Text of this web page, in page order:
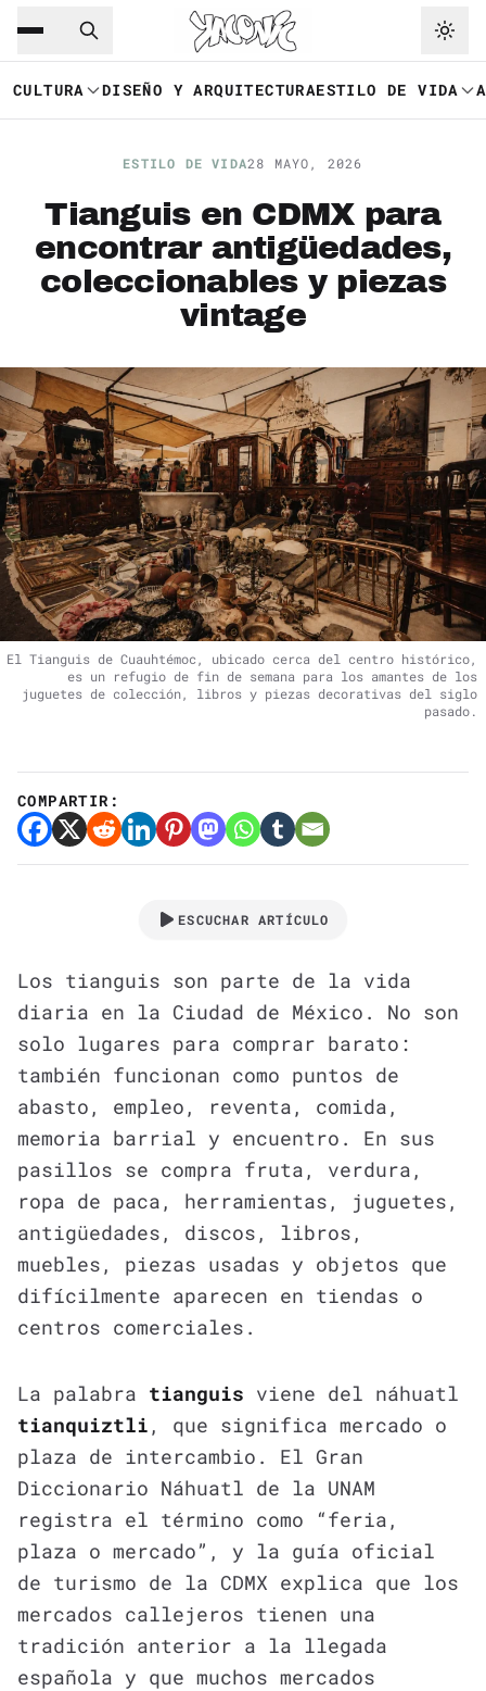
Saltar al contenido principal
CULTURA DISEÑO Y ARQUITECTURAESTILO DE VIDA
ESTILO DE VIDA28 MAYO, 2026
Tianguis en CDMX para
encontrar antigüedades,
coleccionables y piezas
vintage
El Tianguis de Cuauhtémoc, ubicado cerca del centro histórico,
es un refugio de fin de semana para los amantes de los
juguetes de colección, libros y piezas decorativas del siglo
pasado.
COMPARTIR:
ESCUCHAR ARTÍCULO
Los tianguis son parte de la vida
diaria en la Ciudad de México. No son
solo lugares para comprar barato:
también funcionan como puntos de
abasto, empleo, reventa, comida,
memoria barrial y encuentro. En sus
pasillos se compra fruta, verdura,
ropa de paca, herramientas, juguetes,
antigüedades, discos, libros,
muebles, piezas usadas y objetos que
difícilmente aparecen en tiendas o
centros comerciales.
La palabra tianguis viene del náhuatl
tianquiztli , que significa mercado o
plaza de intercambio. El Gran
Diccionario Náhuatl de la UNAM
registra el término como “feria,
plaza o mercado”, y la guía oficial
de turismo de la CDMX explica que los
mercados callejeros tienen una
tradición anterior a la llegada
española y que muchos mercados